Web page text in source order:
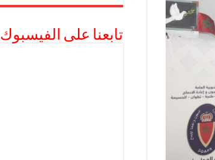
تابعنا على الفيسبوك